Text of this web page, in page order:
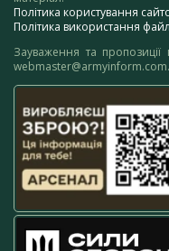
Політика користування
Політика використання
Зауваження та